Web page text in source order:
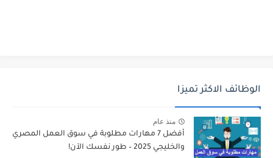
الوظائف الاكثر تميزا
منذ عام
أفضل 7 مهارات مطلوبة في سوق العمل المصري
والخليجي 2025 – طور نفسك الآن!